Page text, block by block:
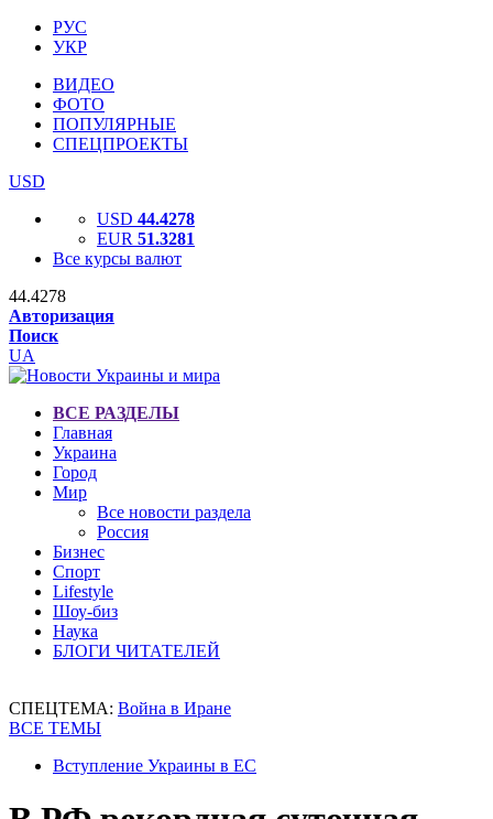
РУС
УКР
ВИДЕО
ФОТО
ПОПУЛЯРНЫЕ
СПЕЦПРОЕКТЫ
USD
USD 44.4278
EUR 51.3281
Все курсы валют
44.4278
Авторизация
Поиск
UA
ВСЕ РАЗДЕЛЫ
Главная
Украина
Город
Мир
Все новости раздела
Россия
Бизнес
Спорт
Lifestyle
Шоу-биз
Наука
БЛОГИ ЧИТАТЕЛЕЙ
СПЕЦТЕМА: Война в Иране
ВСЕ ТЕМЫ
Вступление Украины в ЕС